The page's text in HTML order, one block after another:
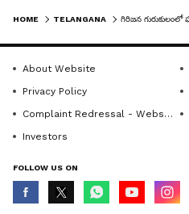
HOME TELANGANA
About Website
Privacy Policy
Complaint Redressal - Website
Investors
FOLLOW US ON